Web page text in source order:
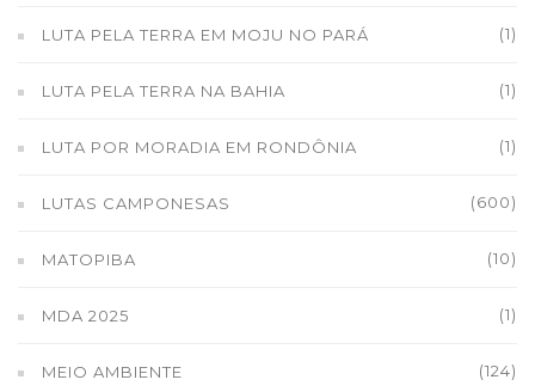
LUTA PELA TERRA EM MOJU NO PARÁ (1)
LUTA PELA TERRA NA BAHIA (1)
LUTA POR MORADIA EM RONDÔNIA (1)
LUTAS CAMPONESAS (600)
MATOPIBA (10)
MDA 2025 (1)
MEIO AMBIENTE (124)